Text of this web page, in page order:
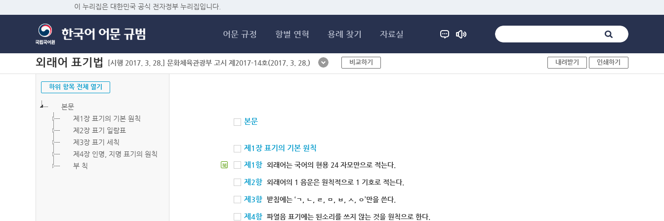
이 누리집은 대한민국 공식 전자정부 누리집입니다.
어문 규정 항별 연혁 용례 찾기 자료실
외래어 표기법 [시행 2017. 3. 28.] 문화체육관광부 고시 제2017-14호(2017. 3. 28.) 비교하기 내려받기 인쇄하기
하위 항목 전체 열기
본문
제1장 표기의 기본 원칙
제2장 표기 일람표
제3장 표기 세칙
제4장 인명, 지명 표기의 원칙
부 칙
본문
제1장 표기의 기본 원칙
북 제1항 외래어는 국어의 현용 24 자모만으로 적는다.
제2항 외래어의 1 음운은 원칙적으로 1 기호로 적는다.
제3항 받침에는 ‘ㄱ, ㄴ, ㄹ, ㅁ, ㅂ, ㅅ, ㅇ’만을 쓴다.
제4항 파열음 표기에는 된소리를 쓰지 않는 것을 원칙으로 한다.